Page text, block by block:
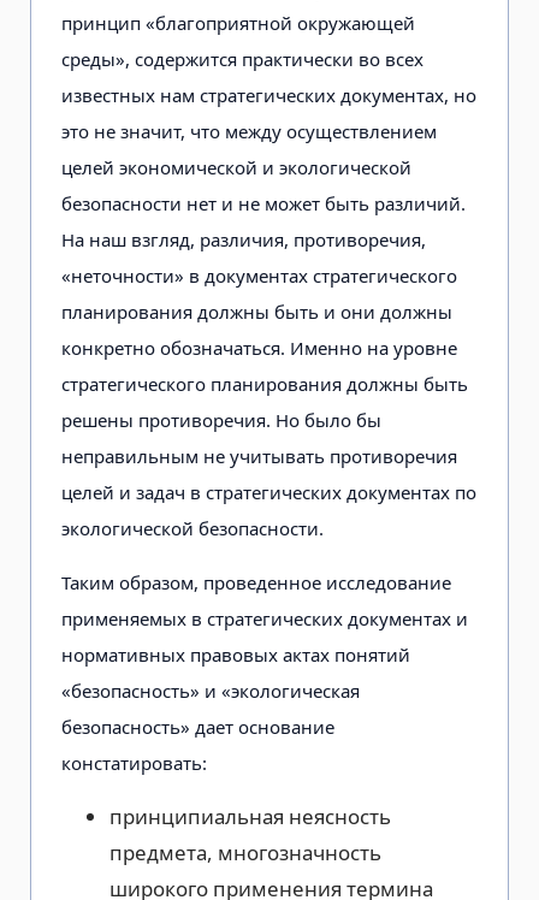
принцип «благоприятной окружающей
среды», содержится практически во всех
известных нам стратегических документах, но
это не значит, что между осуществлением
целей экономической и экологической
безопасности нет и не может быть различий.
На наш взгляд, различия, противоречия,
«неточности» в документах стратегического
планирования должны быть и они должны
конкретно обозначаться. Именно на уровне
стратегического планирования должны быть
решены противоречия. Но было бы
неправильным не учитывать противоречия
целей и задач в стратегических документах по
экологической безопасности.
Таким образом, проведенное исследование
применяемых в стратегических документах и
нормативных правовых актах понятий
«безопасность» и «экологическая
безопасность» дает основание
констатировать:
принципиальная неясность
предмета, многозначность
широкого применения термина